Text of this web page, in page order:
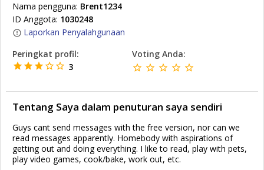
Nama pengguna: Brent1234
ID Anggota: 1030248
Laporkan Penyalahgunaan
Peringkat profil:
3
Voting Anda:
Tentang Saya dalam penuturan saya sendiri
Guys cant send messages with the free version, nor can we
read messages apparently. Homebody with aspirations of
getting out and doing everything. I like to read, play with pets,
play video games, cook/bake, work out, etc.